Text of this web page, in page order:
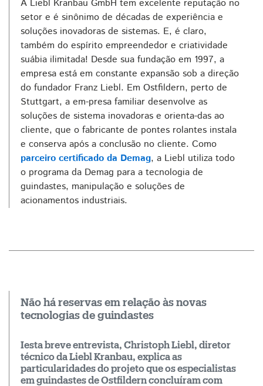
A Liebl Kranbau GmbH tem excelente reputação no
setor e é sinônimo de décadas de experiência e
soluções inovadoras de sistemas. E, é claro,
também do espírito empreendedor e criatividade
suábia ilimitada! Desde sua fundação em 1997, a
empresa está em constante expansão sob a direção
do fundador Franz Liebl. Em Ostfildern, perto de
Stuttgart, a em-presa familiar desenvolve as
soluções de sistema inovadoras e orienta-das ao
cliente, que o fabricante de pontes rolantes instala
e conserva após a conclusão no cliente. Como
parceiro certificado da Demag, a Liebl utiliza todo
o programa da Demag para a tecnologia de
guindastes, manipulação e soluções de
acionamentos industriais.
Não há reservas em relação às novas
tecnologias de guindastes
Iesta breve entrevista, Christoph Liebl, diretor
técnico da Liebl Kranbau, explica as
particularidades do projeto que os especialistas
em guindastes de Ostfildern concluíram com